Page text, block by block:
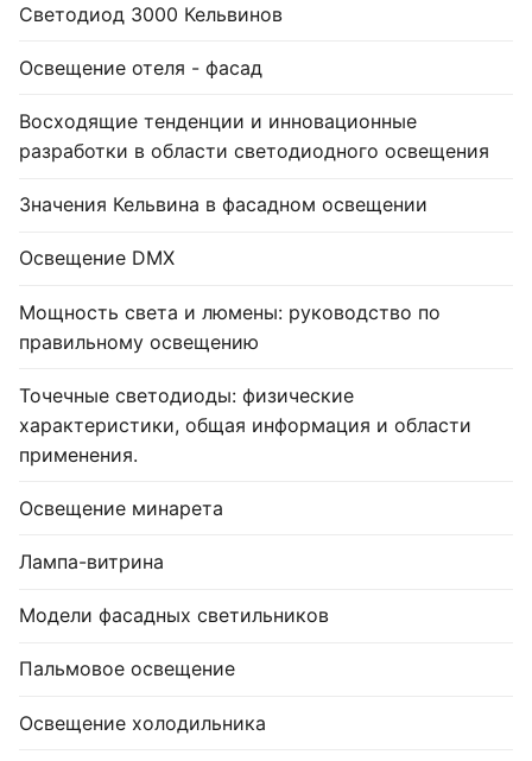
Светодиод 3000 Кельвинов
Освещение отеля - фасад
Восходящие тенденции и инновационные
разработки в области светодиодного освещения
Значения Кельвина в фасадном освещении
Освещение DMX
Мощность света и люмены: руководство по
правильному освещению
Точечные светодиоды: физические
характеристики, общая информация и области
применения.
Освещение минарета
Лампа-витрина
Модели фасадных светильников
Пальмовое освещение
Освещение холодильника